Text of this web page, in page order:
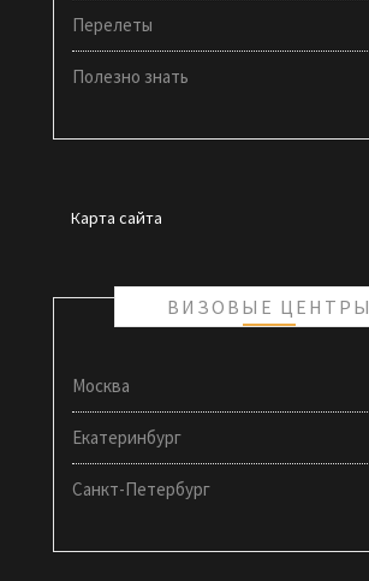
Перелеты
Полезно знать
Карта сайта
ВИЗОВЫЕ ЦЕНТРЫ
Москва
Екатеринбург
Санкт-Петербург